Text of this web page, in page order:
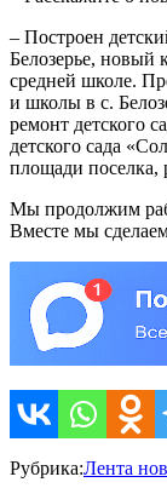
– Построен
Белозерье, новый
средней школе.
и школы в с.
ремонт детского
детского сада
площади поселка,
Мы продолжим
Вместе мы
Рубрика:Лента